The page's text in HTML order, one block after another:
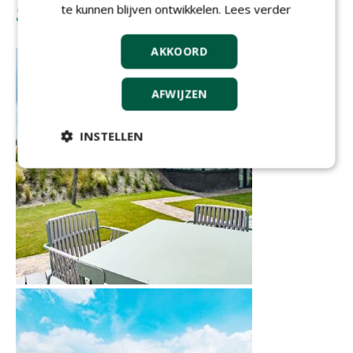
grote tegelpartijen
te kunnen blijven ontwikkelen. Lees verder
AKKOORD
AFWIJZEN
INSTELLEN